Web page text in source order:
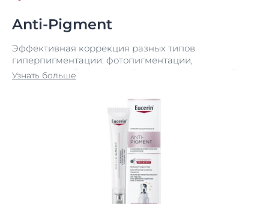
Anti-Pigment
Эффективная коррекция разных типов
гиперпигментации: фотопигментации,
гормональной, возрастной, поствоспалительной
Узнать больше